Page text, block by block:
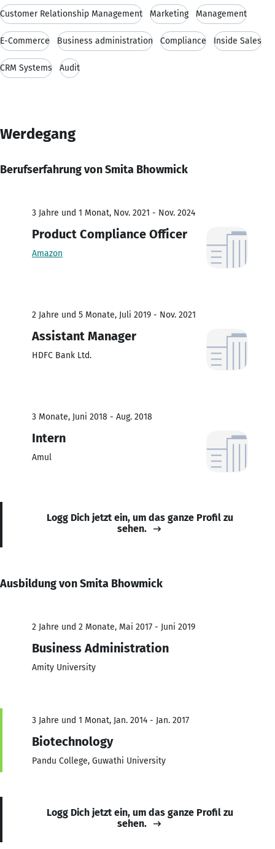
Customer Relationship Management Marketing Management
E-Commerce Business administration Compliance Inside Sales
CRM Systems Audit
Werdegang
Berufserfahrung von Smita Bhowmick
3 Jahre und 1 Monat, Nov. 2021 - Nov. 2024
Product Compliance Officer
Amazon
2 Jahre und 5 Monate, Juli 2019 - Nov. 2021
Assistant Manager
HDFC Bank Ltd.
3 Monate, Juni 2018 - Aug. 2018
Intern
Amul
Logg Dich jetzt ein, um das ganze Profil zu
sehen.
Ausbildung von Smita Bhowmick
2 Jahre und 2 Monate, Mai 2017 - Juni 2019
Business Administration
Amity University
3 Jahre und 1 Monat, Jan. 2014 - Jan. 2017
Biotechnology
Pandu College, Guwathi University
Logg Dich jetzt ein, um das ganze Profil zu
sehen.